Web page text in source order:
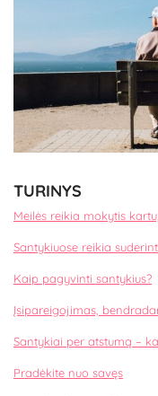
TURINYS
Meilės reikia mokytis
Santykiuose reikia
Kaip pagyvinti santykius?
Įsipareigojimas,
Santykiai per atstumą –
Pradėkite nuo savęs